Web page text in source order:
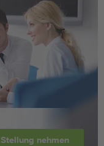
Stellung nehmen